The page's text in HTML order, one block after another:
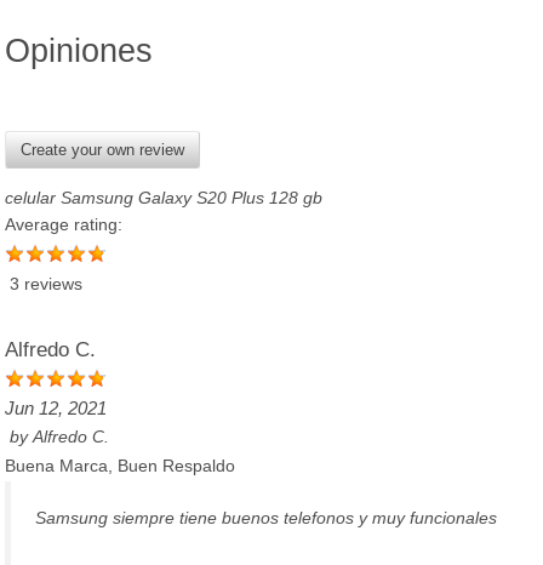
Opiniones
Create your own review
celular Samsung Galaxy S20 Plus 128 gb
Average rating:
3 reviews
Alfredo C.
Jun 12, 2021
byAlfredo C.
Buena Marca, Buen Respaldo
Samsung siempre tiene buenos telefonos y muy funcionales